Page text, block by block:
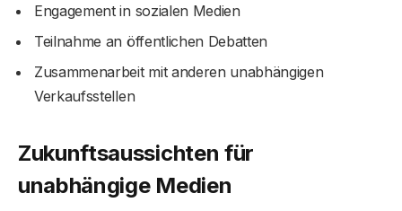
Engagement in sozialen Medien
Teilnahme an öffentlichen Debatten
Zusammenarbeit mit anderen unabhängigen
Verkaufsstellen
Zukunftsaussichten für
unabhängige Medien